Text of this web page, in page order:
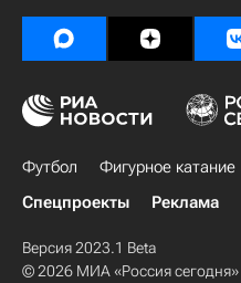
Футбол Фигурное катание
Спецпроекты
Реклама
Версия 2023.1 Beta
© 2026 МИА «Россия сегодня»